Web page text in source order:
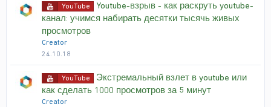
YouTube
Youtube-взрыв - как раскруть youtube-
канал: учимся набирать десятки тысячь живых
просмотров
Creator
24.10.18
YouTube
Экстремальный взлет в youtube или
как сделать 1000 просмотров за 5 минут
Creator